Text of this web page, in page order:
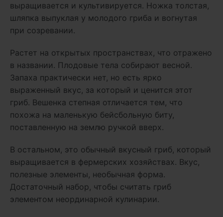
выращивается и культивируется. Ножка толстая,
шляпка выпуклая у молодого гриба и вогнутая
при созревании.
Растет на открытых пространствах, что отражено
в названии. Плодовые тела собирают весной.
Запаха практически нет, но есть ярко
выраженный вкус, за который и ценится этот
гриб. Вешенка степная отличается тем, что
похожа на маленькую бейсбольную биту,
поставленную на землю ручкой вверх.
В остальном, это обычный вкусный гриб, который
выращивается в фермерских хозяйствах. Вкус,
полезные элементы, необычная форма.
Достаточный набор, чтобы считать гриб
элементом неординарной кулинарии.